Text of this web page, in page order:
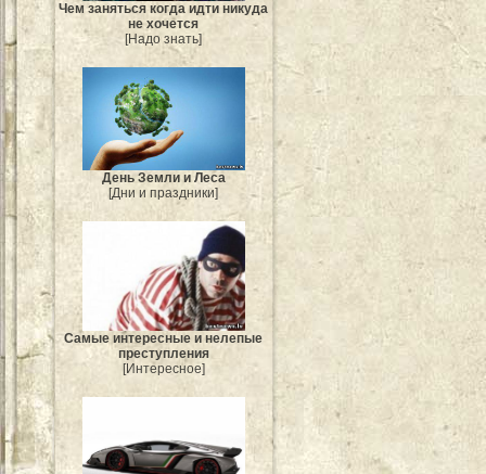
Чем заняться когда идти никуда
не хочется
[Надо знать]
День Земли и Леса
[Дни и праздники]
Самые интересные и нелепые
преступления
[Интересное]